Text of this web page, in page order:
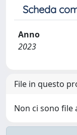
Scheda
Anno
2023
File in questo
Non ci sono file